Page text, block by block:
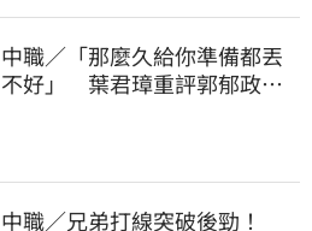
中職／「那麼久給你準備都丟
不好」 葉君璋重評郭郁政對
中職／兄弟打線突破後勁！